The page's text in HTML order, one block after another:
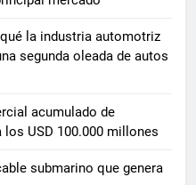
la industria automotriz
segunda oleada de autos
acumulado de
USD 100.000 millones
submarino que genera